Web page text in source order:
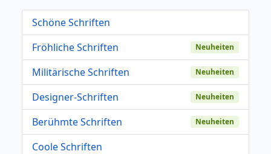
Schöne Schriften
Fröhliche Schriften
Neuheiten
Militärische Schriften Neuheiten
Designer-Schriften Neuheiten
Berühmte Schriften Neuheiten
Coole Schriften